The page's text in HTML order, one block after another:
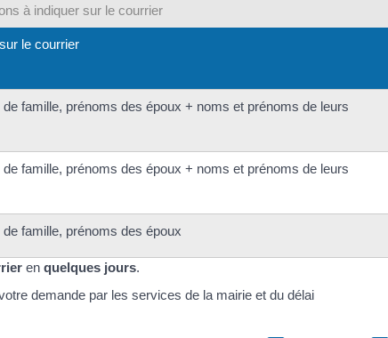
à indiquer sur le courrier
le courrier
famille, prénoms des époux + noms et prénoms de leurs
famille, prénoms des époux + noms et prénoms de leurs
famille, prénoms des époux
en quelques jours.
demande par les services de la mairie et du délai